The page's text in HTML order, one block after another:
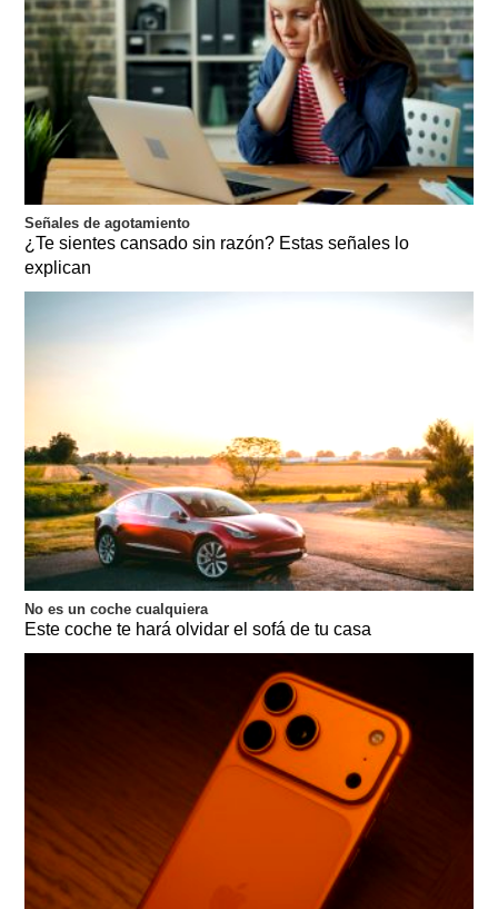
Señales de agotamiento
¿Te sientes cansado sin razón? Estas señales lo
explican
No es un coche cualquiera
Este coche te hará olvidar el sofá de tu casa